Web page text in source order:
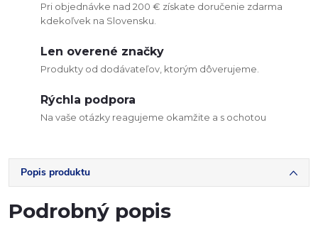
Pri objednávke nad 200 € získate doručenie zdarma
kdekoľvek na Slovensku.
Len overené značky
Produkty od dodávateľov, ktorým dôverujeme.
Rýchla podpora
Na vaše otázky reagujeme okamžite a s ochotou
Popis produktu
Podrobný popis